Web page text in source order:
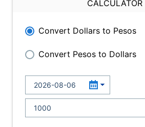
CALCULATOR
Convert Dollars to Pesos
Convert Pesos to Dollars